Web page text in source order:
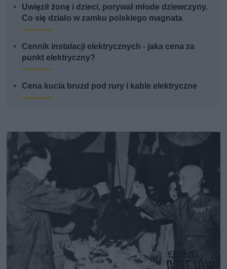
Uwięził żonę i dzieci, porywał młode dziewczyny.
Co się działo w zamku polskiego magnata
Cennik instalacji elektrycznych - jaka cena za
punkt elektryczny?
Cena kucia bruzd pod rury i kable elektryczne